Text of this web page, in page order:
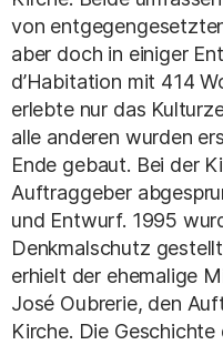
von
aber doch in einiger
d’Habitation mit 414
erlebte nur das
alle anderen wurden
Ende gebaut. Bei der
Auftraggeber
und Entwurf. 1995
Denkmalschutz
erhielt der ehemalige
José Oubrerie, den
Kirche. Die